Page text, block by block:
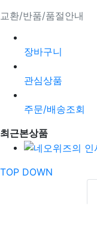
교환/반품/품절안내
장바구니
관심상품
주문/배송조회
최근본상품
TOP DOWN